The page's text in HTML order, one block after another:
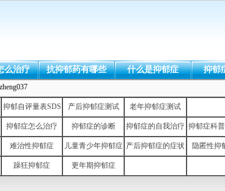
么治疗 抗抑郁药有哪些 什么是抑郁症 抑郁
抑郁自评量表SDS 产后抑郁症测试 老年抑郁症测试
抑郁症怎么治疗 抑郁症的诊断 抑郁症的自我治疗 抑郁症科
难治性抑郁症 儿童青少年抑郁症 产后抑郁症的症状 隐匿性抑
躁狂抑郁症 更年期抑郁症